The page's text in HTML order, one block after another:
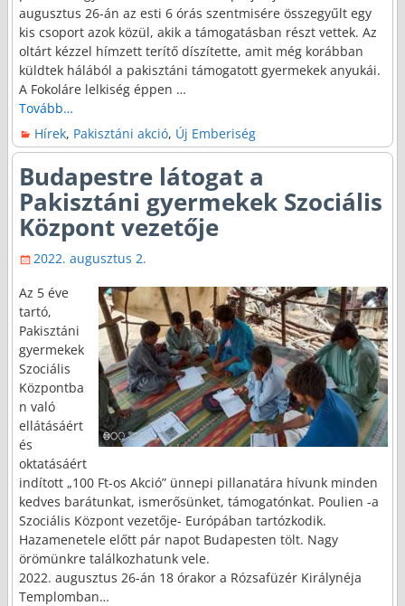
augusztus 26-án az esti 6 órás szentmisére összegyűlt egy
kis csoport azok közül, akik a támogatásban részt vettek. Az
oltárt kézzel hímzett terítő díszítette, amit még korábban
küldtek hálából a pakisztáni támogatott gyermekek anyukái.
A Fokoláre lelkiség éppen …
Tovább…
Hírek, Pakisztáni akció, Új Emberiség
Budapestre látogat a
Pakisztáni gyermekek Szociális
Központ vezetője
2022. augusztus 2.
Az 5 éve
tartó,
Pakisztáni
gyermekek
Szociális
Központba
n való
ellátásáért
és
oktatásáért
indított „100 Ft-os Akció” ünnepi pillanatára hívunk minden
kedves barátunkat, ismerősünket, támogatónkat. Poulien -a
Szociális Központ vezetője- Európában tartózkodik.
Hazamenetele előtt pár napot Budapesten tölt. Nagy
örömünkre találkozhatunk vele.
2022. augusztus 26-án 18 órakor a Rózsafüzér Királynéja
Templomban…